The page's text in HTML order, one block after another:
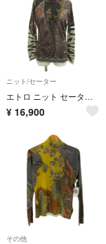
ニット/セーター
エトロ ニット セーター 絹 シルク カシミヤ混 42 グレー 黒 ブラック 茶
¥ 16,900
その他